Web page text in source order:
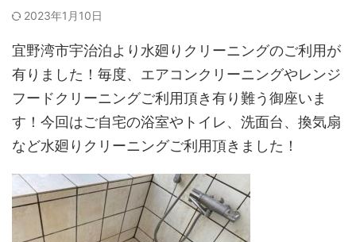
2023年1月10日
宜野湾市宇治泊より水廻りクリーニングのご利用が
有りました！毎度、エアコンクリーニングやレンジ
フードクリーニングご利用頂き有り難う御座いま
す！今回はご自宅の浴室やトイレ、洗面台、換気扇
など水廻りクリーニングご利用頂きました！